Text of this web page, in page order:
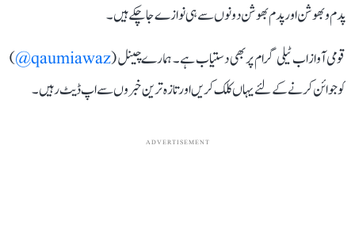
پدم وبھوشن اور پدم بھوشن دونوں سے ہی نوازے جا چکے ہیں۔
قومی آواز اب ٹیلی گرام پر بھی دستیاب ہے۔ ہمارے چینل (qaumiawaz@
)
کو جوائن کرنے کے لئے یہاں کلک کریں اور تازہ ترین خبروں سے اپ ڈیٹ رہیں۔
ADVERTISEMENT